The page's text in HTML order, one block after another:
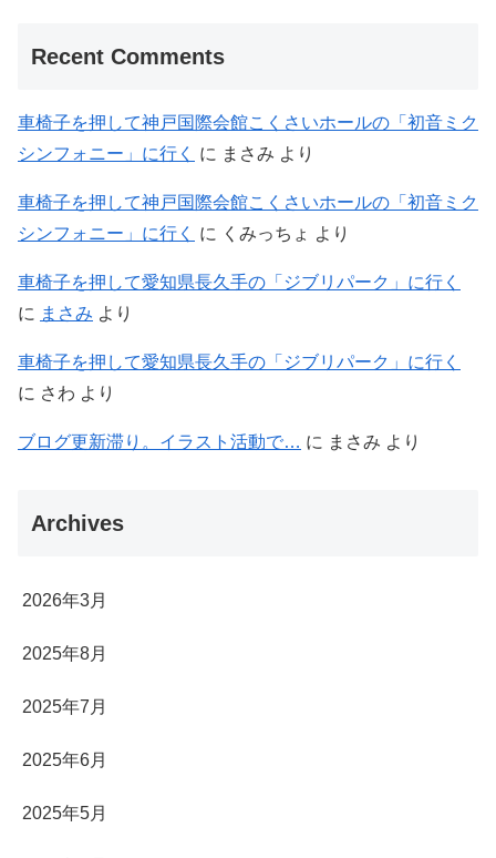
Recent Comments
車椅子を押して神戸国際会館こくさいホールの「初音ミク
シンフォニー」に行く
に まさみ より
車椅子を押して神戸国際会館こくさいホールの「初音ミク
シンフォニー」に行く
に くみっちょ より
車椅子を押して愛知県長久手の「ジブリパーク」に行く
に まさみ より
車椅子を押して愛知県長久手の「ジブリパーク」に行く
に さわ より
ブログ更新滞り。イラスト活動で… に まさみ より
Archives
2026年3月
2025年8月
2025年7月
2025年6月
2025年5月